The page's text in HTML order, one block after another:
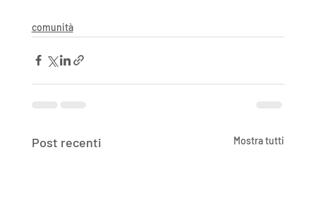
comunità
Post recenti Mostra tutti